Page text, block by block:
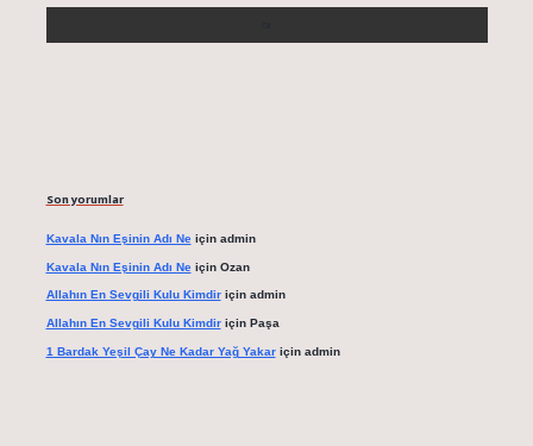
Son yorumlar
Kavala Nın Eşinin Adı Neiçin admin
Kavala Nın Eşinin Adı Neiçin Ozan
Allahın En Sevgili Kulu Kimdiriçin admin
Allahın En Sevgili Kulu Kimdiriçin Paşa
1 Bardak Yeşil Çay Ne Kadar Yağ Yakariçin admin